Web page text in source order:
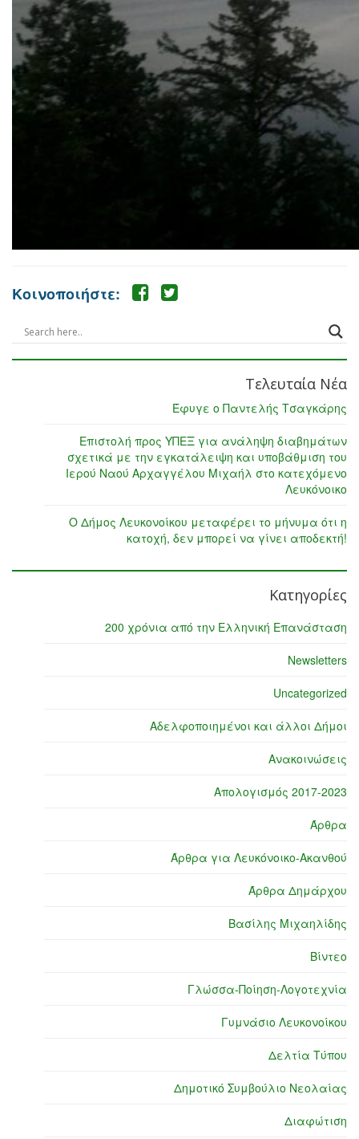
Κοινοποιήστε:
Τελευταία Νέα
Έφυγε ο Παντελής Τσαγκάρης
Επιστολή προς ΥΠΕΞ για ανάληψη διαβημάτων
σχετικά με την εγκατάλειψη και υποβάθμιση του
Ιερού Ναού Αρχαγγέλου Μιχαήλ στο κατεχόμενο
Λευκόνοικο
Ο Δήμος Λευκονοίκου μεταφέρει το μήνυμα ότι η
κατοχή, δεν μπορεί να γίνει αποδεκτή!
Κατηγορίες
200 χρόνια από την Ελληνική Επανάσταση
Newsletters
Uncategorized
Αδελφοποιημένοι και άλλοι Δήμοι
Ανακοινώσεις
Απολογισμός 2017-2023
Άρθρα
Άρθρα για Λευκόνοικο-Ακανθού
Άρθρα Δημάρχου
Βασίλης Μιχαηλίδης
Βίντεο
Γλώσσα-Ποίηση-Λογοτεχνία
Γυμνάσιο Λευκονοίκου
Δελτία Τύπου
Δημοτικό Συμβούλιο Νεολαίας
Διαφώτιση